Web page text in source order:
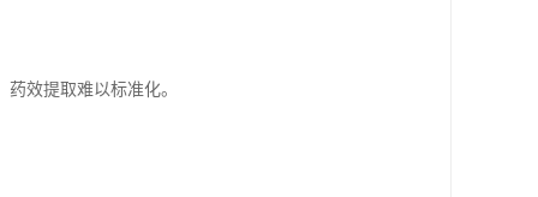
效提取难以标准化。